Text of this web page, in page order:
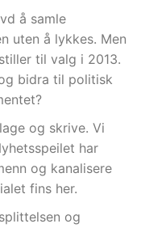
å samle
uten å lykkes. Men
til valg i 2013.
bidra til politisk
og skrive. Vi
har
og kanalisere
fins her.
og